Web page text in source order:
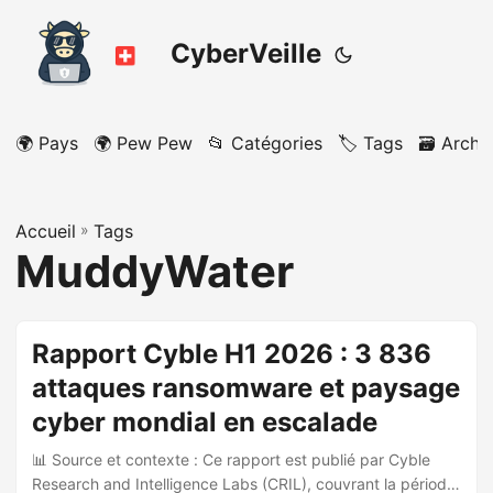
CyberVeille
🌍 Pays 🌍 Pew Pew 📂 Catégories 🏷️ Tags 🗃️
Accueil » Tags
MuddyWater
Rapport Cyble H1 2026 : 3 836
attaques ransomware et paysage
cyber mondial en escalade
📊 Source et contexte : Ce rapport est publié par Cyble
Research and Intelligence Labs (CRIL), couvrant la période